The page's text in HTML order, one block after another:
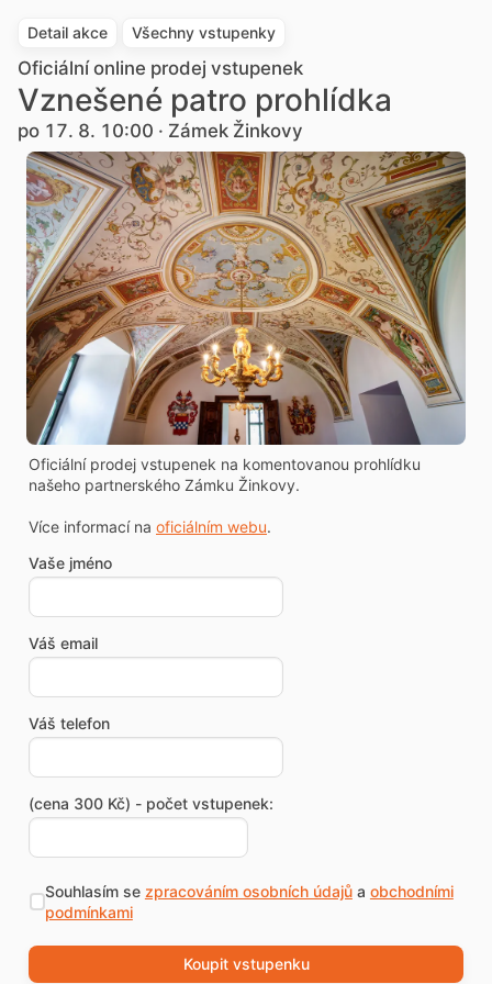
Detail akce Všechny vstupenky
Oficiální online prodej vstupenek
Vznešené patro prohlídka
po 17. 8. 10:00 · Zámek Žinkovy
Oficiální prodej vstupenek na komentovanou prohlídku
našeho partnerského Zámku Žinkovy.
Více informací na oficiálním webu.
Vaše jméno
Váš email
Váš telefon
(cena 300 Kč) - počet vstupenek:
Souhlasím se zpracováním osobních údajůa obchodními
podmínkami
Koupit vstupenku